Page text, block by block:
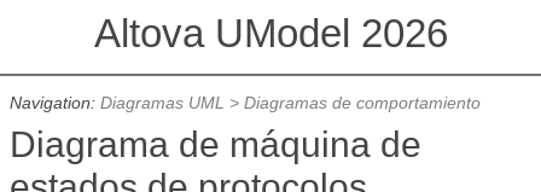
Altova UModel 2026
Navigation: Diagramas UML > Diagramas de comportamiento
Diagrama de máquina de